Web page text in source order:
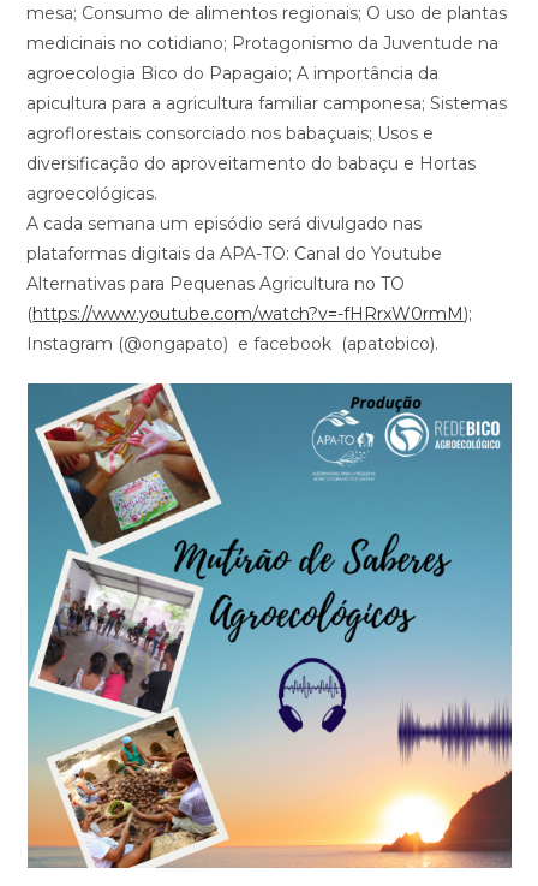
mesa; Consumo de alimentos regionais; O uso de plantas
medicinais no cotidiano; Protagonismo da Juventude na
agroecologia Bico do Papagaio; A importância da
apicultura para a agricultura familiar camponesa; Sistemas
agroflorestais consorciado nos babaçuais; Usos e
diversificação do aproveitamento do babaçu e Hortas
agroecológicas.
A cada semana um episódio será divulgado nas
plataformas digitais da APA-TO: Canal do Youtube
Alternativas para Pequenas Agricultura no TO
(https://www.youtube.com/watch?v=-fHRrxW0rmM);
Instagram (@ongapato) e facebook (apatobico).